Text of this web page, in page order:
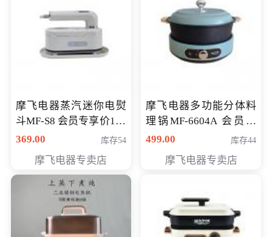
摩飞电器蒸汽迷你电熨
斗MF-S8 会员专享价168
元
369.00 库存54
摩飞电器专卖店
摩飞电器多功能分体料
理锅MF-6604A 会员专
享价288元
499.00 库存44
摩飞电器专卖店